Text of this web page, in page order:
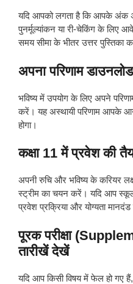
यदि आपको लगता है कि आपके अंक
पुनर्मूल्यांकन या री-चेकिंग के लिए
समय सीमा के भीतर उत्तर पुस्तिका
अपना परिणाम
भविष्य में उपयोग के लिए अपने
करें। यह अस्थायी परिणाम आपके
होगा।
कक्षा 11 में प्रवेश की
अपनी रुचि और भविष्य के करियर
स्ट्रीम का चयन करें। यदि आप स्कूल
प्रवेश प्रक्रिया और योग्यता
पूरक परीक्षा
तारीखें देखें
यदि आप किसी विषय में फेल हो गए हैं,